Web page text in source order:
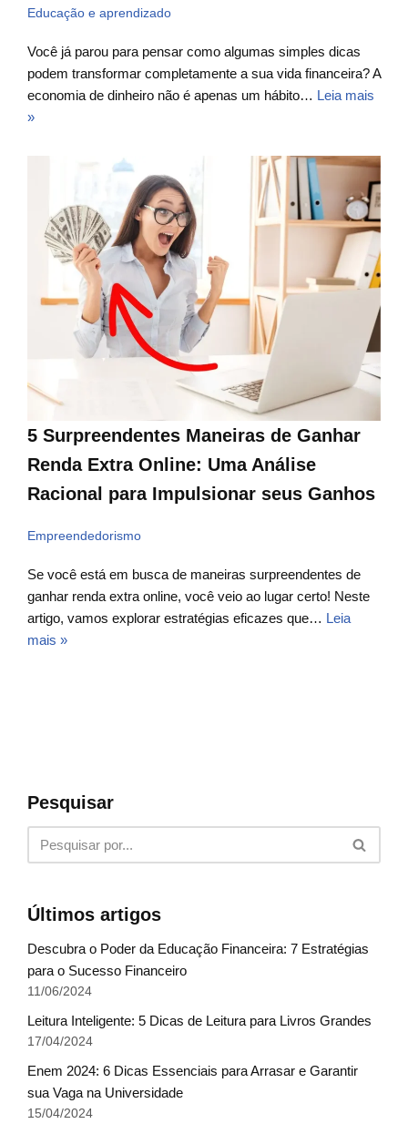
Educação e aprendizado
Você já parou para pensar como algumas simples dicas
podem transformar completamente a sua vida financeira? A
economia de dinheiro não é apenas um hábito… Leia mais
»
5 Surpreendentes Maneiras de Ganhar
Renda Extra Online: Uma Análise
Racional para Impulsionar seus Ganhos
Empreendedorismo
Se você está em busca de maneiras surpreendentes de
ganhar renda extra online, você veio ao lugar certo! Neste
artigo, vamos explorar estratégias eficazes que… Leia
mais »
Pesquisar
Últimos artigos
Descubra o Poder da Educação Financeira: 7 Estratégias
para o Sucesso Financeiro
11/06/2024
Leitura Inteligente: 5 Dicas de Leitura para Livros Grandes
17/04/2024
Enem 2024: 6 Dicas Essenciais para Arrasar e Garantir
sua Vaga na Universidade
15/04/2024